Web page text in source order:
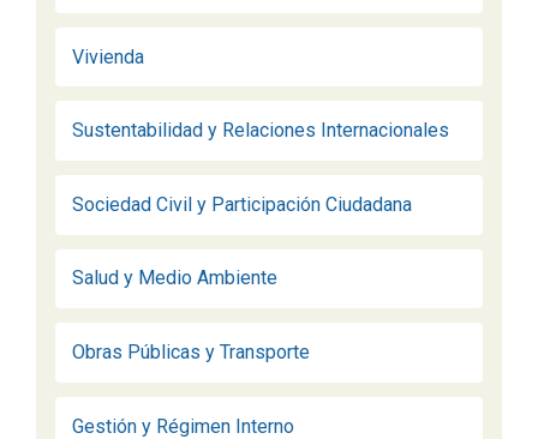
Vivienda
Sustentabilidad y Relaciones Internacionales
Sociedad Civil y Participación Ciudadana
Salud y Medio Ambiente
Obras Públicas y Transporte
Gestión y Régimen Interno